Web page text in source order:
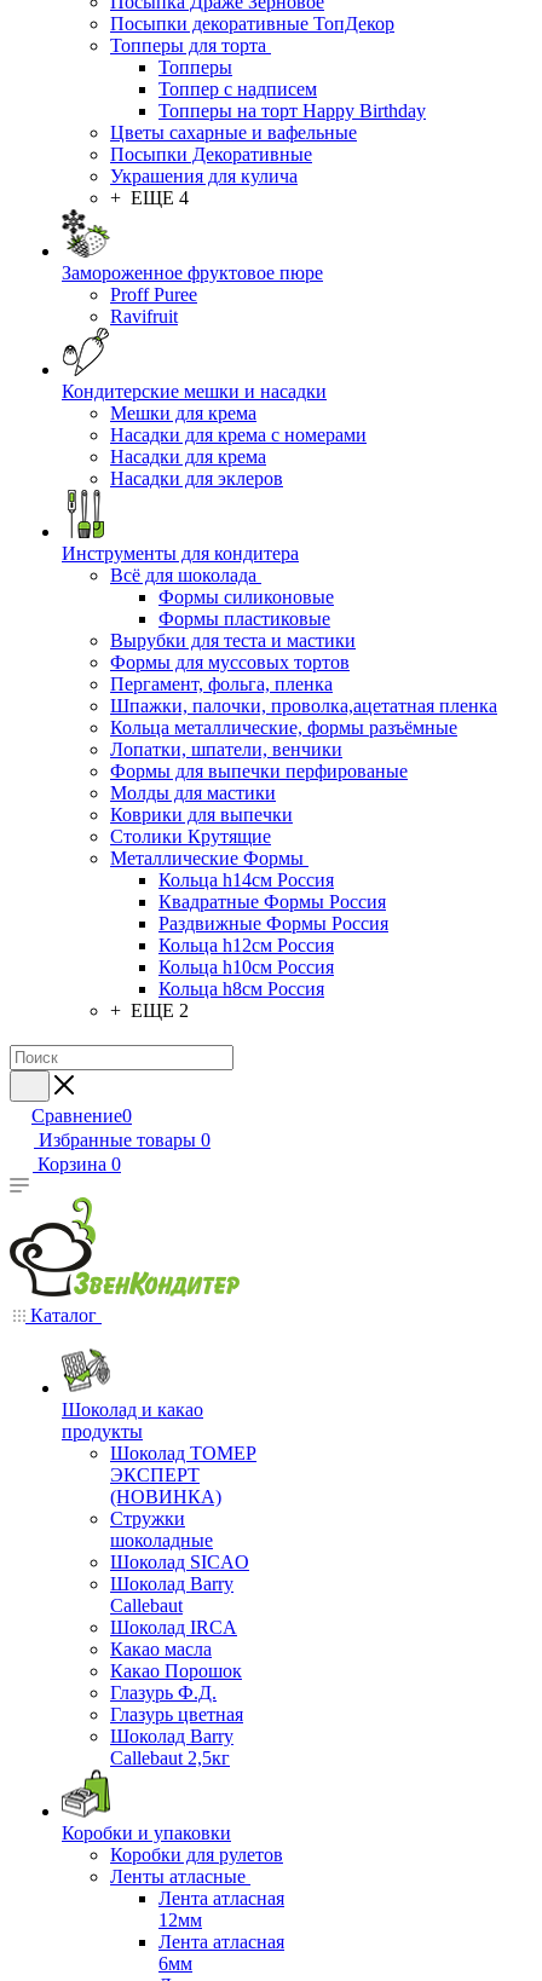
Посыпки декоративные ТопДекор
Топперы для торта
Топперы
Топпер с надписем
Топперы на торт Happy Birthday
Цветы сахарные и вафельные
Посыпки Декоративные
Украшения для кулича
+ ЕЩЕ 4
Замороженное фруктовое пюре
Proff Puree
Ravifruit
Кондитерские мешки и насадки
Мешки для крема
Насадки для крема с номерами
Насадки для крема
Насадки для эклеров
Инструменты для кондитера
Всё для шоколада
Формы силиконовые
Формы пластиковые
Вырубки для теста и мастики
Формы для муссовых тортов
Пергамент, фольга, пленка
Шпажки, палочки, проволка,ацетатная пленка
Кольца металлические, формы разъёмные
Лопатки, шпатели, венчики
Формы для выпечки перфированые
Молды для мастики
Коврики для выпечки
Столики Крутящие
Металлические Формы
Кольца h14см Россия
Квадратные Формы Россия
Раздвижные Формы Россия
Кольца h12см Россия
Кольца h10см Россия
Кольца h8см Россия
+ ЕЩЕ 2
Сравнение0
Избранные товары 0
Корзина 0
Каталог
Шоколад и какао
продукты
Шоколад ТОМЕР
ЭКСПЕРТ
(НОВИНКА)
Стружки
шоколадные
Шоколад SICAO
Шоколад Barry
Callebaut
Шоколад IRCA
Какао масла
Какао Порошок
Глазурь Ф.Д.
Глазурь цветная
Шоколад Barry
Callebaut 2,5кг
Коробки и упаковки
Коробки для рулетов
Ленты атласные
Лента атласная
12мм
Лента атласная
6мм